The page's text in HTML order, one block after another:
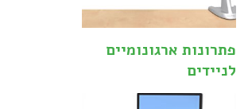
פתרונות ארגונומיים
לניידים